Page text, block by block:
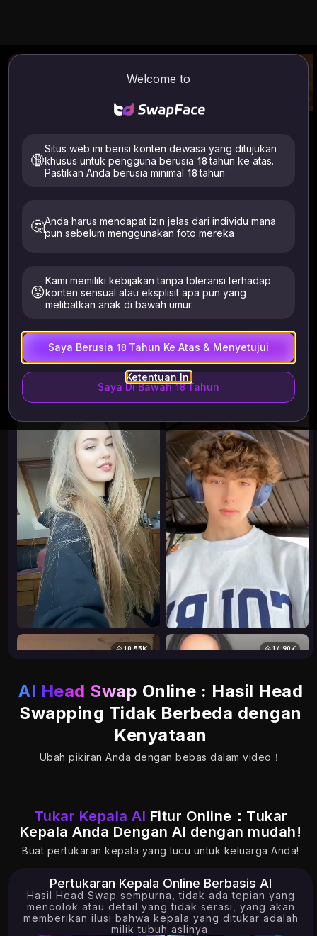
Welcome to
🔞
Situs web ini berisi konten dewasa yang ditujukan
khusus untuk pengguna berusia 18 tahun ke atas.
Pastikan Anda berusia minimal 18 tahun
🤔Anda harus mendapat izin jelas dari individu mana
pun sebelum menggunakan foto mereka
😡
Kami memiliki kebijakan tanpa toleransi terhadap
konten sensual atau eksplisit apa pun yang
melibatkan anak di bawah umur.
Saya Berusia 18 Tahun Ke Atas & Menyetujui
Ketentuan Ini
Saya Di Bawah 18 Tahun
Hasilkan video dari
gambar & prompt Anda
$t(input.tab.image) $t(input.tab.video)
Hanya unggah gambar diri Anda atau orang yang telah
memberikan izin eksplisit. Harus berusia 18+. Dihapus
dalam waktu 24 jam.
Templat Sejarah Lagi
8.65K
10.55K 14.90K
9.33K 13.12K
AI Head Swap Online : Hasil Head
Swapping Tidak Berbeda dengan
Kenyataan
Ubah pikiran Anda dengan bebas dalam video！
Tukar Kepala AI Fitur Online：Tukar
Kepala Anda Dengan AI dengan mudah!
Buat pertukaran kepala yang lucu untuk keluarga Anda!
Pertukaran Kepala Online Berbasis AI
Hasil Head Swap sempurna, tidak ada tepian yang
mencolok atau detail yang tidak serasi, yang akan
memberikan ilusi bahwa kepala yang ditukar adalah
milik tubuh aslinya.